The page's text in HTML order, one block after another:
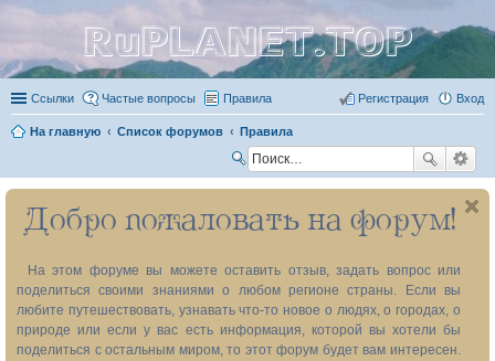
RuPLANET.TOP
Ссылки Частые вопросы Правила Вход
Регистрация
На главную Список форумов Правила
ск
Добро пожаловать на форум!
На этом форуме вы можете оставить отзыв, задать вопрос или
поделиться своими знаниями о любом регионе страны. Если вы
любите путешествовать, узнавать что-то новое о людях, о городах, о
природе или если у вас есть информация, которой вы хотели бы
поделиться с остальным миром, то этот форум будет вам интересен.